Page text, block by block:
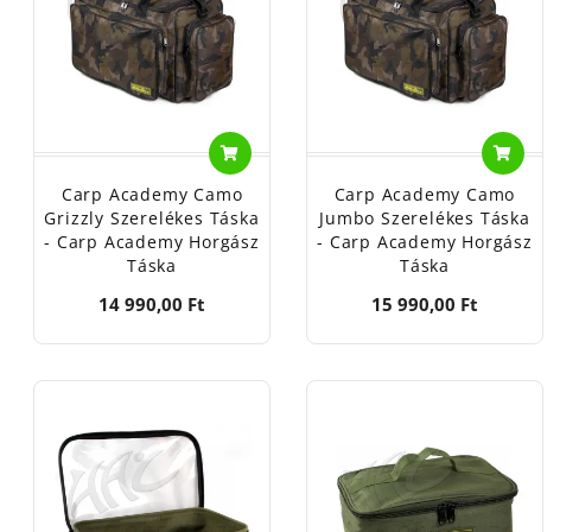
táskát, mert ezek megtartják alakjukat üresen is, és jobban
rendszerezd felszerelésedet úgy, mint a profik!
Dennenlaan u 3/A
u.14
Bourogne, des Chénes u.3
Georg-Brauchle-Ring u.23-25
Dennenlaan u 3/A
u.14
21255 Beerse, Dennenlaan u 3/A
Helsinki u.75
Gądki, J. Gutenberga 9
Carp Academy Camo
Grizzly Szerelékes Táska
- Carp Academy Horgász
Táska
14 990,00 Ft
Carp Academy Camo
Jumbo Szerelékes Táska
- Carp Academy Horgász
Táska
15 990,00 Ft